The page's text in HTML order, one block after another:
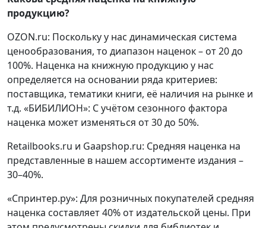
продукцию?
OZON.ru: Поскольку у нас динамическая система
ценообразования, то диапазон наценок – от 20 до
100%. Наценка на книжную продукцию у нас
определяется на основании ряда критериев:
поставщика, тематики книги, её наличия на рынке и
т.д. «БИБИЛИОН»: С учётом сезонного фактора
наценка может изменяться от 30 до 50%.
Retailbooks.ru и Gaapshop.ru: Средняя наценка на
представленные в нашем ассортименте издания –
30–40%.
«Спринтер.ру»: Для розничных покупателей средняя
наценка составляет 40% от издательской цены. При